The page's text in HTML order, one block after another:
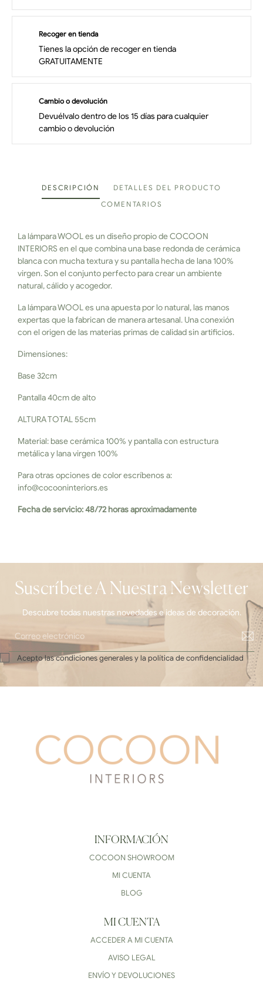
Recoger en tienda
Tienes la opción de recoger en tienda
GRATUITAMENTE
Cambio o devolución
Devuélvalo dentro de los 15 días para cualquier
cambio o devolución
DESCRIPCIÓN
DETALLES DEL PRODUCTO
COMENTARIOS
La lámpara WOOL es un diseño propio de COCOON
INTERIORS en el que combina una base redonda de cerámica
blanca con mucha textura y su pantalla hecha de lana 100%
virgen. Son el conjunto perfecto para crear un ambiente
natural, cálido y acogedor.
La lámpara WOOL es una apuesta por lo natural, las manos
expertas que la fabrican de manera artesanal. Una conexión
con el origen de las materias primas de calidad sin artificios.
Dimensiones:
Base 32cm
Pantalla 40cm de alto
ALTURA TOTAL 55cm
Material: base cerámica 100% y pantalla con estructura
metálica y lana virgen 100%
Para otras opciones de color escríbenos a:
info@cocooninteriors.es
Fecha de servicio: 48/72 horas aproximadamente
Suscríbete A Nuestra Newsletter
Descubre todas nuestras novedades e ideas de decoración.
Acepto las condiciones generales y la política de confidencialidad
INFORMACIÓN
COCOON SHOWROOM
MI CUENTA
BLOG
MI CUENTA
ACCEDER A MI CUENTA
AVISO LEGAL
ENVÍO Y DEVOLUCIONES